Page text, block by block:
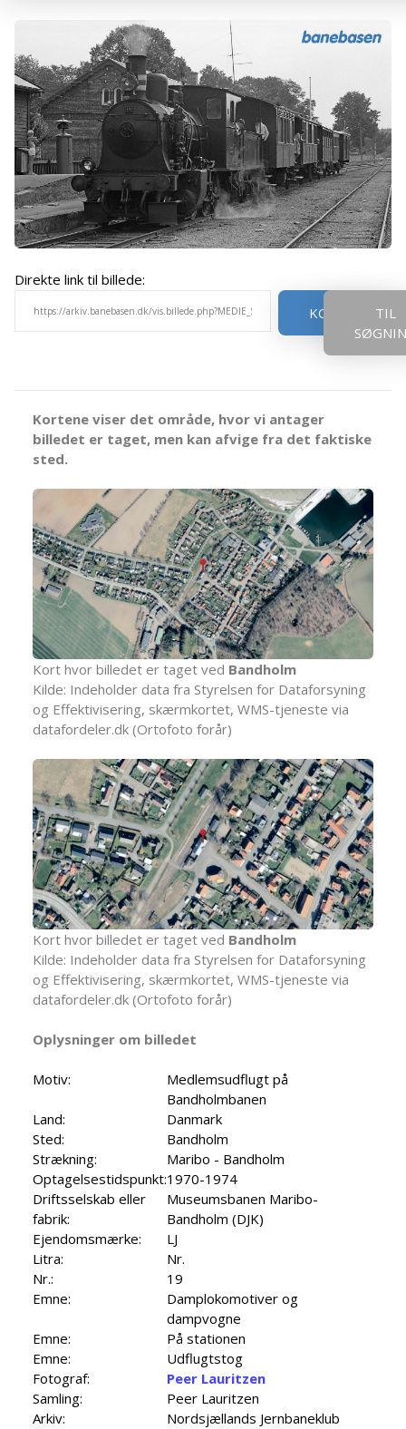
Direkte link til billede:
KOPIER
TIL
Kortene viser det område, hvor vi antager
billedet er taget, men kan afvige fra det faktiske
sted.
Kort hvor billedet er taget ved Bandholm
Kilde: Indeholder data fra Styrelsen for Dataforsyning
og Effektivisering, skærmkortet, WMS-tjeneste via
datafordeler.dk (Ortofoto forår)
Kort hvor billedet er taget ved Bandholm
Kilde: Indeholder data fra Styrelsen for Dataforsyning
og Effektivisering, skærmkortet, WMS-tjeneste via
datafordeler.dk (Ortofoto forår)
Oplysninger om billedet
Motiv:
Medlemsudflugt på
Bandholmbanen
Land:
Danmark
Sted:
Bandholm
Strækning:
Maribo - Bandholm
Optagelsestidspunkt:1970-1974
Driftsselskab eller
fabrik:
Museumsbanen Maribo-
Bandholm (DJK)
Ejendomsmærke:
LJ
Litra:
Nr.
Nr.:
19
Emne:
Damplokomotiver og
dampvogne
Emne:
På stationen
Emne:
Udflugtstog
Fotograf:
Peer Lauritzen
Samling:
Peer Lauritzen
Arkiv:
Nordsjællands Jernbaneklub